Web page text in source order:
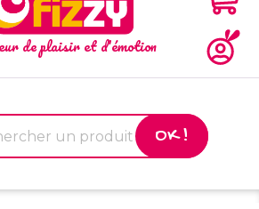
de plaisir et d'émotion
OK !